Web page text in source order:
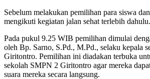
Sebelum melakukan pemilihan para siswa
mengikuti kegiatan jalan sehat terlebih dahulu.
Pada pukul 9.25 WIB pemilihan dimulai
oleh Bp. Sarno, S.Pd., M.Pd., selaku kepala
Giritontro. Pemilihan ini diadakan terbuka
sekolah SMPN 2 Giritontro agar mereka
suara mereka secara langsung.